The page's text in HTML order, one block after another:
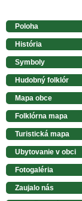
Poloha
História
Symboly
Hudobný folklór
Mapa obce
Folklórna mapa
Turistická mapa
Ubytovanie v obci
Fotogaléria
Zaujalo nás